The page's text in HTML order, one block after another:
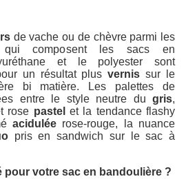
de vache ou de chèvre parmi les
qui composent les sacs en
et le polyester sont
un résultat plusvernis sur le
bi matière. Les palettes de
entre le style neutre du gris,
rose pastel et la tendance flashy
acidulée rose-rouge, la nuance
pris en sandwich sur le sac à
pour votre sac en bandoulière ?